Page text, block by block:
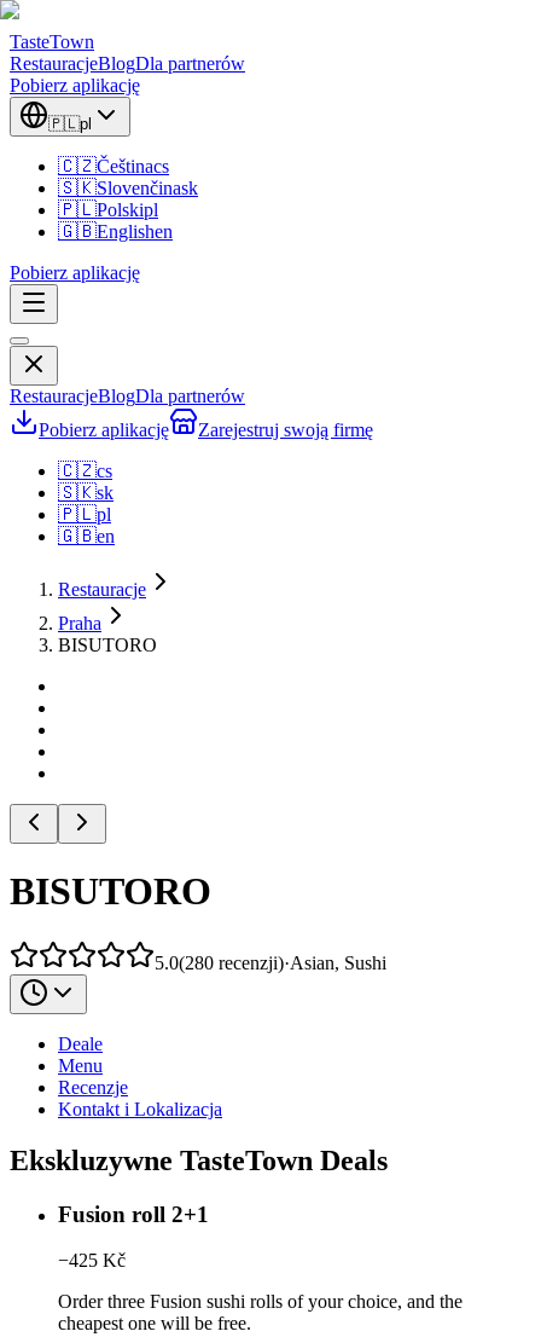
TasteTown
RestauracjeBlogDla partnerów
Pobierz aplikację
🇵🇱pl
🇨🇿Češtinacs
🇸🇰Slovenčinask
🇵🇱Polskipl
🇬🇧Englishen
Pobierz aplikację
RestauracjeBlogDla partnerów
Pobierz aplikację
Zarejestruj swoją firmę
🇨🇿cs
🇸🇰sk
🇵🇱pl
🇬🇧en
Restauracje
Praha
BISUTORO
BISUTORO
5.0(280 recenzji)·Asian, Sushi
Deale
Menu
Recenzje
Kontakt i Lokalizacja
Ekskluzywne TasteTown Deals
Fusion roll 2+1
−425 Kč
Order three Fusion sushi rolls of your choice, and the
cheapest one will be free.